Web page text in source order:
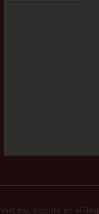
inscrita en el